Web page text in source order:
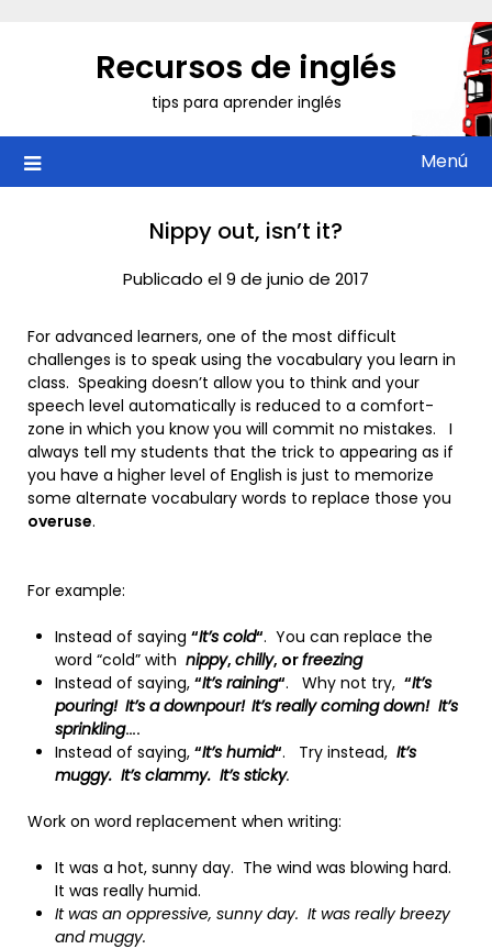
Recursos de inglés
tips para aprender inglés
Menú
Nippy out, isn’t it?
Publicado el 9 de junio de 2017
For advanced learners, one of the most difficult
challenges is to speak using the vocabulary you learn in
class. Speaking doesn’t allow you to think and your
speech level automatically is reduced to a comfort-
zone in which you know you will commit no mistakes. I
always tell my students that the trick to appearing as if
you have a higher level of English is just to memorize
some alternate vocabulary words to replace those you
overuse.
For example:
Instead of saying “It’s cold“. You can replace the
word “cold” with nippy, chilly, orfreezing
Instead of saying, “It’s raining“. Why not try, “It’s
pouring! It’s a downpour! It’s really coming down! It’s
sprinkling….
Instead of saying, “It’s humid“. Try instead, It’s
muggy. It’s clammy. It’s sticky.
Work on word replacement when writing:
It was a hot, sunny day. The wind was blowing hard.
It was really humid.
It was an oppressive, sunny day. It was really breezy
and muggy.